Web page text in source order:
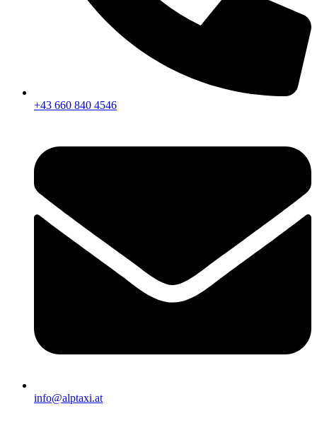
+43 660 840 4546
info@alptaxi.at